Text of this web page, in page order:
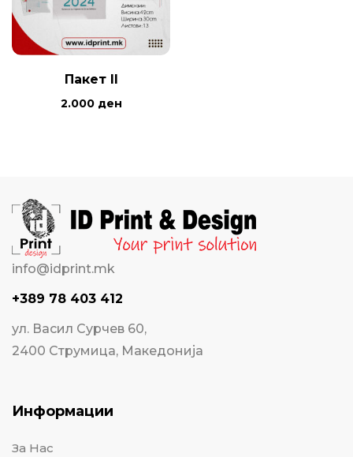
Пакет II
2.000 ден
info@idprint.mk
+389 78 403 412
ул. Васил Сурчев 60,
2400 Струмица, Македонија
Информации
За Нас